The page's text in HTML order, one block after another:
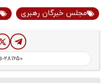
مجلس خبرگان رهبری